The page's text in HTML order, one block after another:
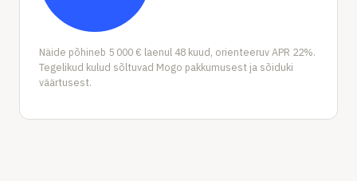
Näide põhineb 5 000 € laenul 48 kuud, orienteeruv APR 22%.
Tegelikud kulud sõltuvad Mogo pakkumusest ja sõiduki
väärtusest.